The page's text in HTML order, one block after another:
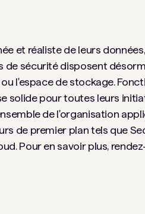
et réaliste de leurs
de sécurité disposent
l'espace de stockage.
solide pour toutes leurs
de l'organisation
de premier plan tels que
Pour en savoir plus,